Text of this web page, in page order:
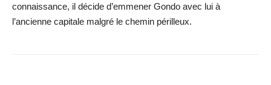
connaissance, il décide d’emmener Gondo avec lui à
l’ancienne capitale malgré le chemin périlleux.